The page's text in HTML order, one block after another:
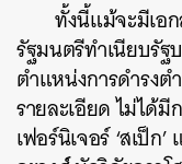
ทั้งนี้แม้จะมีเอ
รัฐมนตรีทำเนียบรัฐ
ตำแหน่งการดำรง
รายละเอียด ไม่ได้
เฟอร์นิเจอร์ ‘สเป็